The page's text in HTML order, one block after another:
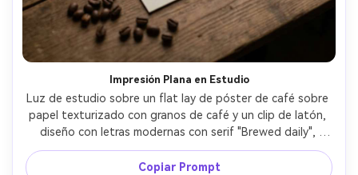
Impresión Plana en Estudio
Luz de estudio sobre un flat lay de póster de café sobre
papel texturizado con granos de café y un clip de latón,
diseño con letras modernas con serif "Brewed daily",
márgenes limpios, tinta nítida, composición desde arriba,
enfoque marcado, alta resolución, sin marca de agua,
Copiar Prompt